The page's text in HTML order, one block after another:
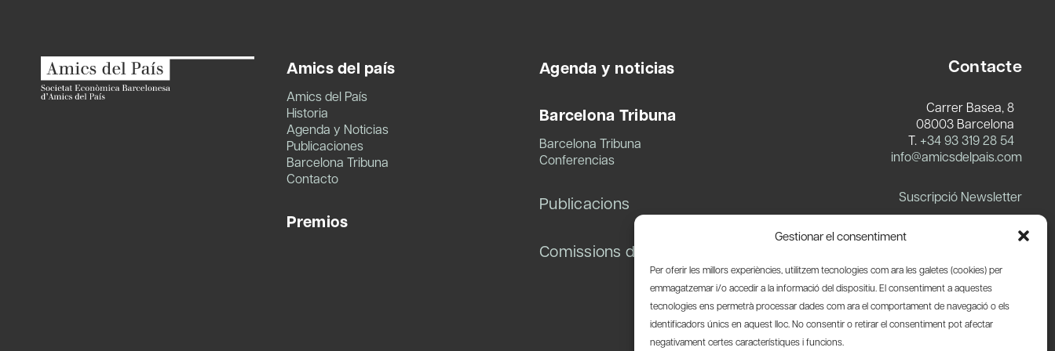
Gestionar el consentiment
Per oferir les millors experiències, utilitzem tecnologies com ara les galetes (cookies) per
emmagatzemar i/o accedir a la informació del dispositiu. El consentiment a aquestes
tecnologies ens permetrà processar dades com ara el comportament de navegació o els
identificadors únics en aquest lloc. No consentir o retirar el consentiment pot afectar
negativament certes característiques i funcions.
Amics del país
Amics del País
Historia
Agenda y Noticias
Publicaciones
Barcelona Tribuna
Contacto
Premios
Agenda y noticias
Barcelona Tribuna
Barcelona Tribuna
Conferencias
Publicacions
Comissions de treball
Contacte
Carrer Basea, 8
08003 Barcelona
T. +34 93 319 28 54
info@amicsdelpais.com
Suscripció Newsletter
YouTube